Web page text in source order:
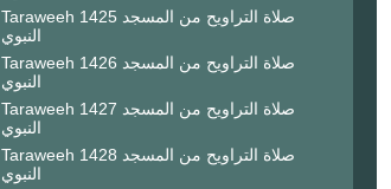
Taraweeh 1425 صلاة التراويح من المسجد
النبوي
Taraweeh 1426 صلاة التراويح من المسجد
النبوي
Taraweeh 1427 صلاة التراويح من المسجد
النبوي
Taraweeh 1428 صلاة التراويح من المسجد
النبوي